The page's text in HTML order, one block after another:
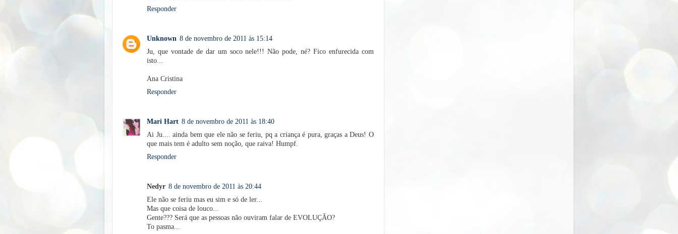
Responder
Unknown 8 de novembro de 2011 às 15:14
Ju, que vontade de dar um soco nele!!! Não pode, né? Fico enfurecida com
isto...
Ana Cristina
Responder
Mari Hart 8 de novembro de 2011 às 18:40
Ai Ju.... ainda bem que ele não se feriu, pq a criança é pura, graças a Deus! O
que mais tem é adulto sem noção, que raiva! Humpf.
Responder
Nedyr 8 de novembro de 2011 às 20:44
Ele não se feriu mas eu sim e só de ler...
Mas que coisa de louco...
Gente??? Será que as pessoas não ouviram falar de EVOLUÇÃO?
To pasma...